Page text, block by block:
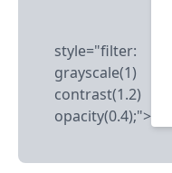
style="filter:
grayscale(1)
contrast(1.2)
opacity(0.4);">